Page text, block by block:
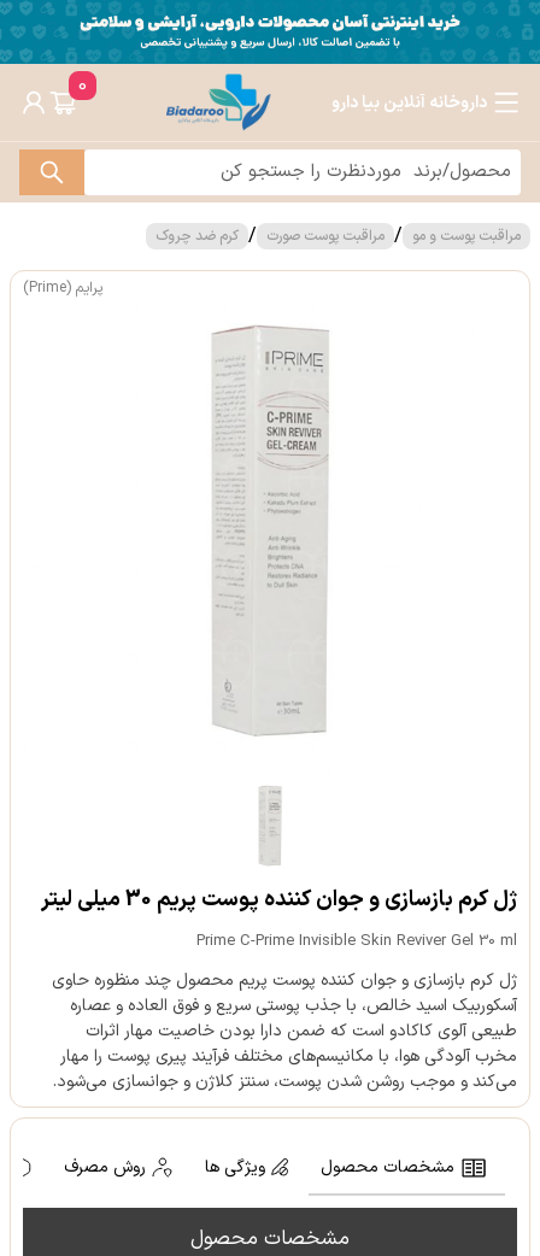
داروخانه آنلاین بیا دارو
0
مراقبت پوست و مو / مراقبت پوست صورت / کرم ضد چروک
پرایم (Prime)
ژل کرم بازسازی و جوان کننده پوست پریم 30 میلی لیتر
Prime C-Prime Invisible Skin Reviver Gel 30 ml
ژل کرم بازسازی و جوان کننده پوست پریم محصول چند منظوره حاوی
آسکوربیک اسید خالص، با جذب پوستی سریع و فوق العاده و عصاره
طبیعی آلوی کاکادو است که ضمن دارا بودن خاصیت مهار اثرات
مخرب آلودگی هوا، با مکانیسم‌های مختلف فرآیند پیری پوست را مهار‌‌
می‌کند و موجب روشن شدن پوست، سنتز کلاژن و جوانسازی‌‌ می‌شود.
مشخصات محصول ویژگی ها روش مصرف
مشخصات محصول